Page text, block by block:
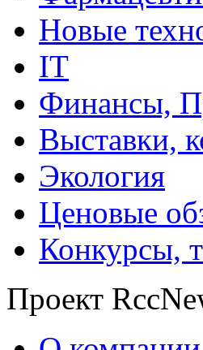
Новые
IT
Финансы,
Выставки,
Экология
Ценовые
Конкурсы,
Проект